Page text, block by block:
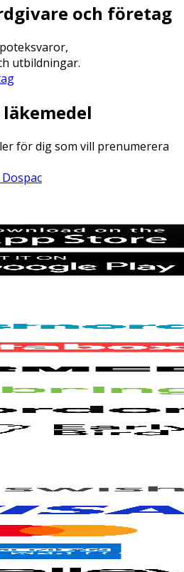
och företag
utbildningar.
för dig som vill prenumerera